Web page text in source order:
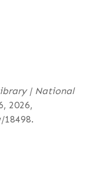
| National
2026,
.